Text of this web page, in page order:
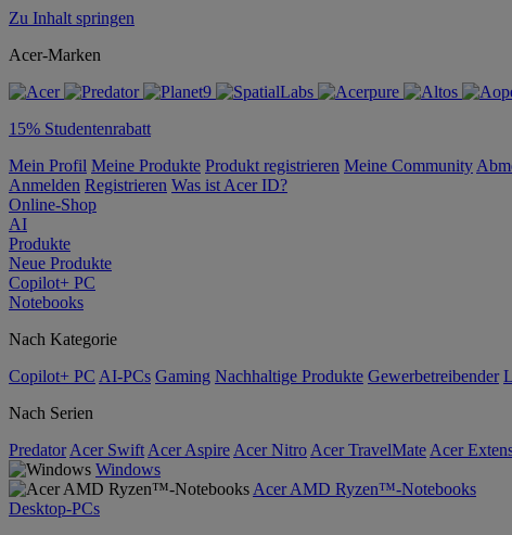
Zu Inhalt springen
Acer-Marken
15% Studentenrabatt
Mein Profil Meine Produkte Produkt registrieren Meine Community
Anmelden Registrieren Was ist Acer ID?
Online-Shop
AI
Produkte
Neue Produkte
Copilot+ PC
Notebooks
Nach Kategorie
Copilot+ PC AI-PCs Gaming Nachhaltige Produkte Gewerbetreibender
Nach Serien
Predator Acer Swift Acer Aspire Acer Nitro Acer TravelMate Acer
Windows
Acer AMD Ryzen™-Notebooks
Desktop-PCs